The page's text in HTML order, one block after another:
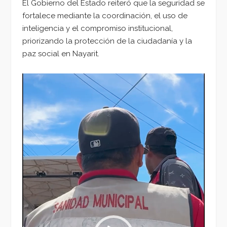
El Gobierno del Estado reiteró que la seguridad se
fortalece mediante la coordinación, el uso de
inteligencia y el compromiso institucional,
priorizando la protección de la ciudadanía y la
paz social en Nayarit.
Reproductor
vídeo